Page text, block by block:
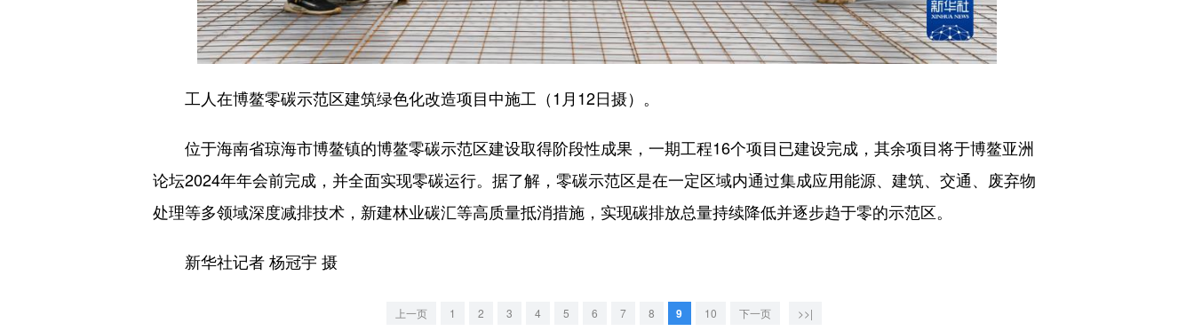
工人在博鳌零碳示范区建筑绿色化改造项目中施工（1月12日摄）。
位于海南省琼海市博鳌镇的博鳌零碳示范区建设取得阶段性成果，一期工程16个项目已建设完成，其余项目将于博鳌亚洲
论坛2024年年会前完成，并全面实现零碳运行。据了解，零碳示范区是在一定区域内通过集成应用能源、建筑、交通、废弃物
处理等多领域深度减排技术，新建林业碳汇等高质量抵消措施，实现碳排放总量持续降低并逐步趋于零的示范区。
新华社记者 杨冠宇 摄
上一页 1 2 3 4 5 6 7 8 9 10 下一页 >>|